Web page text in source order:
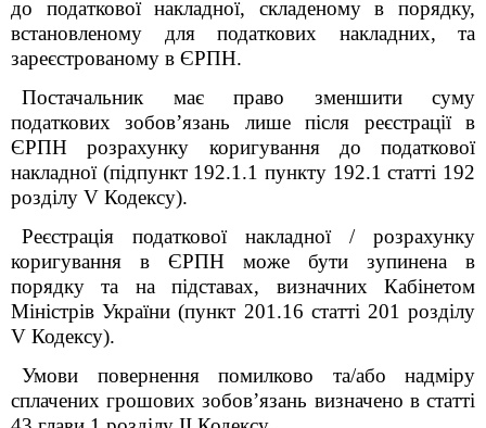
до податкової накладної, складеному в порядку,
встановленому для податкових накладних, та
зареєстрованому в ЄРПН.
Постачальник має право зменшити суму
податкових зобов’язань лише після реєстрації в
ЄРПН розрахунку коригування до податкової
накладної (підпункт 192.1.1 пункту 192.1 статті 192
розділу V Кодексу).
Реєстрація податкової накладної / розрахунку
коригування в ЄРПН може бути зупинена в
порядку та на підставах, визначних Кабінетом
Міністрів України (пункт 201.16 статті 201 розділу
V Кодексу).
Умови повернення помилково та/або надміру
сплачених грошових зобов’язань визначено в статті